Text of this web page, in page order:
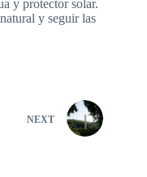
y protector solar.
y seguir las
NEXT